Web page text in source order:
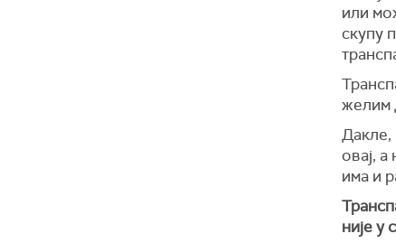
или
скупу
желим
Дакле,
овај,
има и
није у